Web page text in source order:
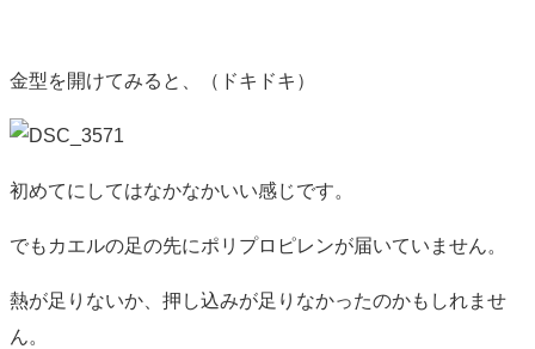
金型を開けてみると、（ドキドキ）
初めてにしてはなかなかいい感じです。
でもカエルの足の先にポリプロピレンが届いていません。
熱が足りないか、押し込みが足りなかったのかもしれませ
ん。